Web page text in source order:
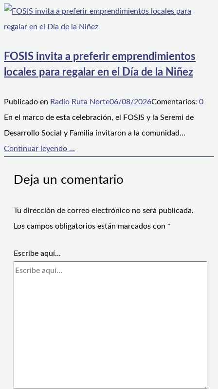
FOSIS invita a preferir emprendimientos
locales para regalar en el Día de la Niñez
Publicado en Radio Ruta Norte06/08/2026Comentarios: 0
En el marco de esta celebración, el FOSIS y la Seremi de
Desarrollo Social y Familia invitaron a la comunidad…
Continuar leyendo ...
Deja un comentario
Tu dirección de correo electrónico no será publicada.
Los campos obligatorios están marcados con *
Escribe aquí...